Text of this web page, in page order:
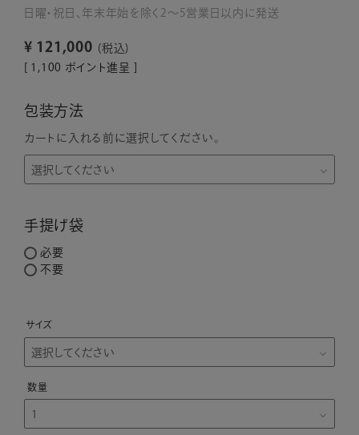
日曜・祝日、年末年始を除く2～5営業日以内に発送
¥ 121,000
税込
1,100 ポイント進呈 ]
包装方法
カートに入れる前に選択してください。
手提げ袋
必要
不要
サイズ